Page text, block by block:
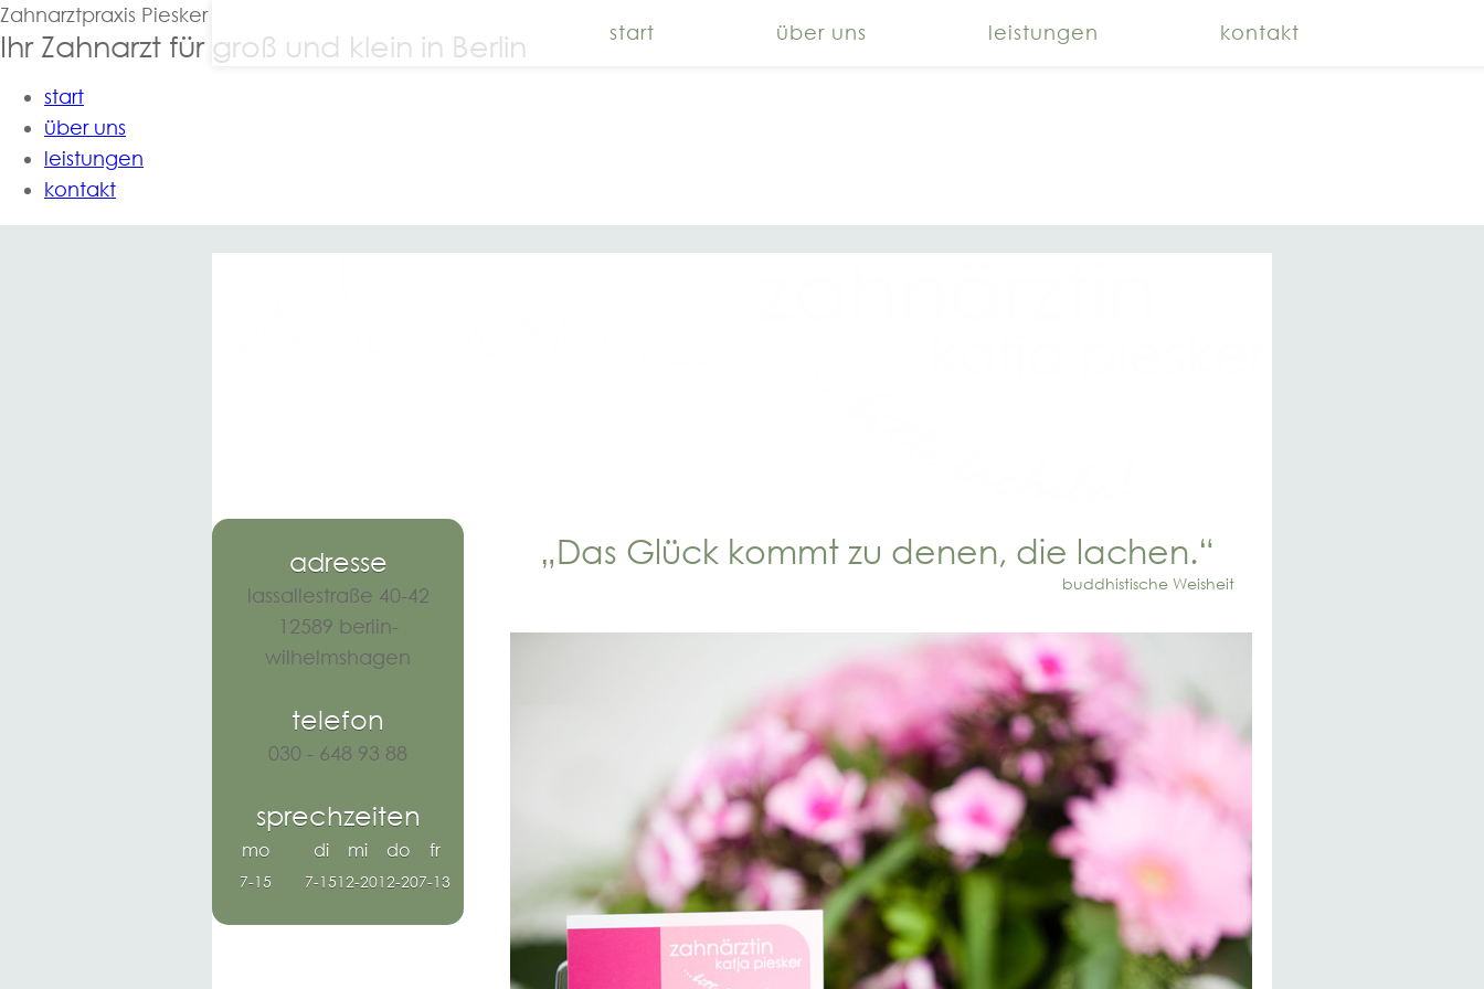
Zahnarztpraxis Piesker
Ihr Zahnarzt für groß und klein in Berlin
start
über uns
leistungen
kontakt
start über uns leistungen kontakt
adresse
lassallestraße 40-42
12589 berlin-
wilhelmshagen
telefon
030 - 648 93 88
sprechzeiten
mo di mi do fr
7-15 7-1512-2012-207-13
„Das Glück kommt zu denen, die lachen.“
buddhistische Weisheit